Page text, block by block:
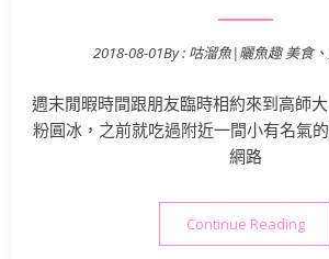
Posted
2018-08-01By : 咕溜魚|曬魚趣 美食
週末閒暇時間跟朋友臨時相約來到高師
粉圓冰，之前就吃過附近一間小有名氣
網路
Continue Reading“